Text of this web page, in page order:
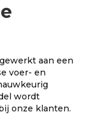
aan een
voer- en
wordt
onze klanten.